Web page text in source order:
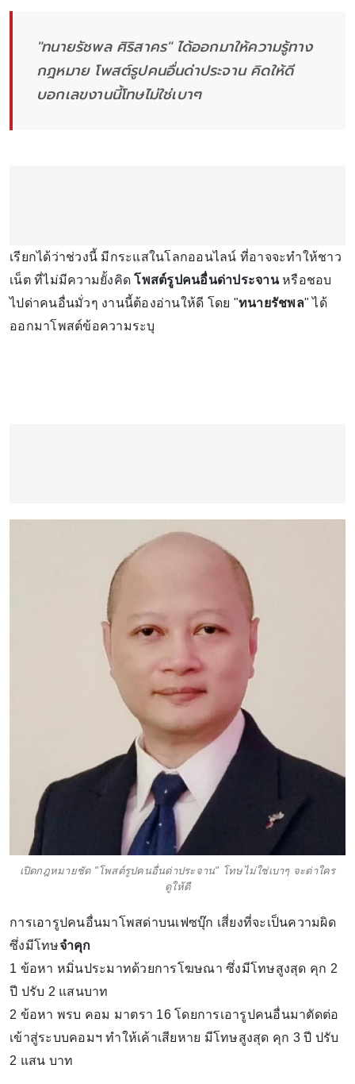
"ทนายรัชพล ศิริสาคร" ได้ออกมาให้ความรู้ทาง
กฎหมาย โพสต์รูปคนอื่นด่าประจาน คิดให้ดี
บอกเลขงานนี้โทษไม่ใช่เบาๆ
เรียกได้ว่าช่วงนี้ มีกระแสในโลกออนไลน์ ที่อาจจะทำให้ชาว
เน็ต ที่ไม่มีความยั้งคิดโพสต์รูปคนอื่นด่าประจานหรือชอบ
ไปด่าคนอื่นมั่วๆ งานนี้ต้องอ่านให้ดี โดย "ทนายรัชพล" ได้
ออกมาโพสต์ข้อความระบุ
เปิดกฎหมายชัด "โพสต์รูปคนอื่นด่าประจาน" โทษไม่ใช่เบาๆ จะด่าใคร
ดูให้ดี
การเอารูปคนอื่นมาโพสด่าบนเฟซบุ๊ก เสี่ยงที่จะเป็นความผิด
ซึ่งมีโทษจำคุก
1 ข้อหา หมิ่นประมาทด้วยการโฆษณา ซึ่งมีโทษสูงสุด คุก 2
ปี ปรับ 2 แสนบาท
2 ข้อหา พรบ คอม มาตรา 16 โดยการเอารูปคนอื่นมาตัดต่อ
เข้าสู่ระบบคอมฯ ทำให้เค้าเสียหาย มีโทษสูงสุด คุก 3 ปี ปรับ
2 แสน บาท